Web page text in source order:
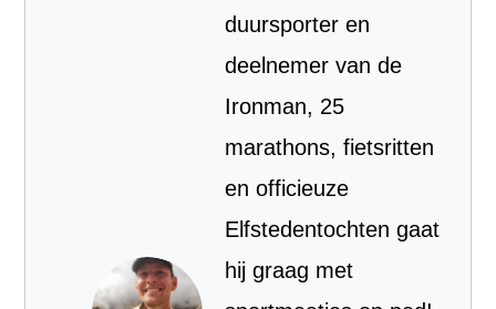
duursporter en
deelnemer van de
Ironman, 25
marathons, fietsritten
en officieuze
Elfstedentochten gaat
hij graag met